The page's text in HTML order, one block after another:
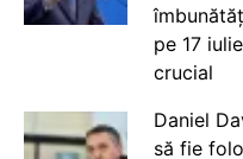
pe 17
crucial
Daniel
să fie